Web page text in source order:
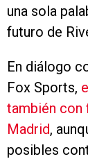
una sola
futuro de
En diálogo
Fox Sports,
también con
Madrid,
posibles